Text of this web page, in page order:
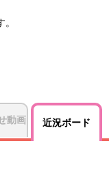
動画 近況ボード